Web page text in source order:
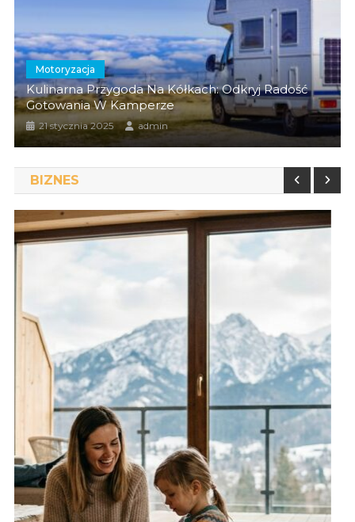
Motoryzacja
Kulinarna Przygoda Na Kółkach: Odkryj Radość
Gotowania W Kamperze
21 stycznia 2025 admin
BIZNES